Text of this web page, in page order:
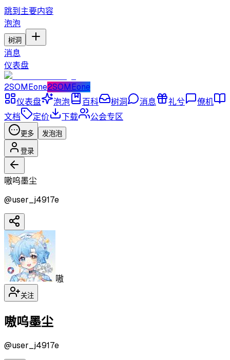
跳到主要内容
泡泡
树洞
消息
仪表盘
2SOMEone2SOMEone
仪表盘
泡泡 百科 树洞 消息 礼兮
僚机
文档
定价 下载 公会专区
更多 发泡泡
登录
嗷呜墨尘
@user_j4917e
嗷
关注
嗷呜墨尘
@user_j4917e